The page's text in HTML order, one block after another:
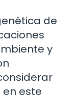
de
y
este